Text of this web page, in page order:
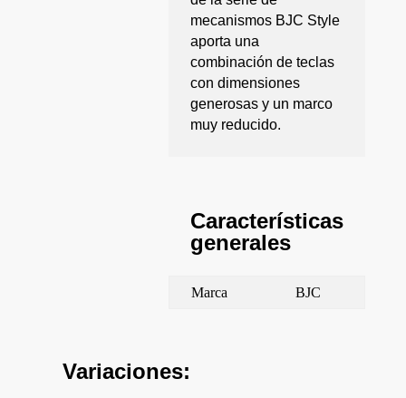
mecanismos BJC Style
aporta una
combinación de teclas
con dimensiones
generosas y un marco
muy reducido.
Características
generales
Marca BJC
Variaciones: